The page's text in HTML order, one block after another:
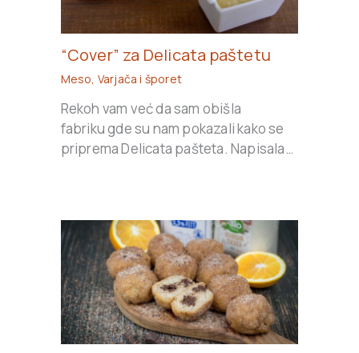
“Cover” za Delicata paštetu
Meso Varjača i šporet
Rekoh vam već da sam obišla
fabriku gde su nam pokazali kako se
priprema Delicata pašteta. Napisala…